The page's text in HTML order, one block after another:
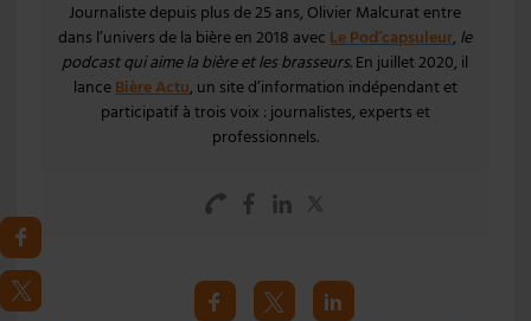
Journaliste depuis plus de 25 ans, Olivier Malcurat entre
dans l’univers de la bière en 2018 avecLe Pod’capsuleur, le
podcast qui aime la bière et les brasseurs. En juillet 2020, il
lanceBière Actu, un site d’information indépendant et
participatif à trois voix : journalistes, experts et
professionnels.